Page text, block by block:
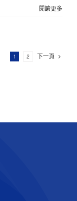
閱讀更多
1 2 下一頁